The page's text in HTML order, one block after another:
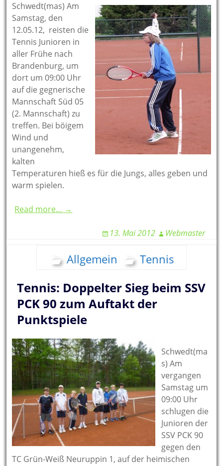
Schwedt(mas) Am
Samstag, den
12.05.12, reisten die
Tennis Junioren in
aller Frühe nach
Brandenburg, um
dort um 09:00 Uhr
auf die gegnerische
Mannschaft Süd 05
(2. Mannschaft) zu
treffen. Bei böigem
Wind und
unangenehm,
kalten
Temperaturen hieß es für die Jungs, alles geben und
warm spielen.
Read more… →
13. Mai 2012 Webmaster
Allgemein Tennis
Tennis: Doppelter Sieg beim SSV
PCK 90 zum Auftakt der
Punktspiele
Schwedt(ma
s) Am
vergangen
Samstag um
09:00 Uhr
schlugen die
Junioren der
SSV PCK 90
gegen den
TC Grün-Weiß Neuruppin 1, auf der heimischen